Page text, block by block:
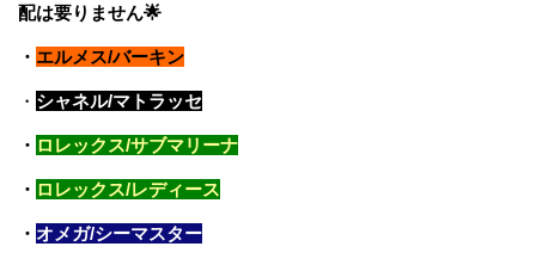
配は要りません🌟
・ エルメス/バーキン
・ シャネル/マトラッセ
・ ロレックス/サブマリーナ
・ ロレックス/レディース
・ オメガ/シーマスター